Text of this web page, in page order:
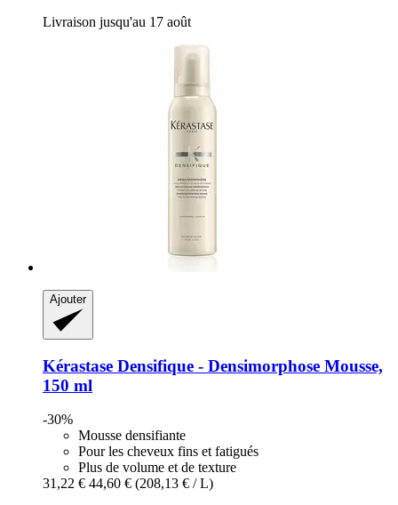
Livraison jusqu'au 17 août
Ajouter
Kérastase Densifique -​ Densimorphose Mousse,
150 ml
-30%
Mousse densifiante
Pour les cheveux fins et fatigués
Plus de volume et de texture
31,22 € 44,60 € (208,13 € / L)